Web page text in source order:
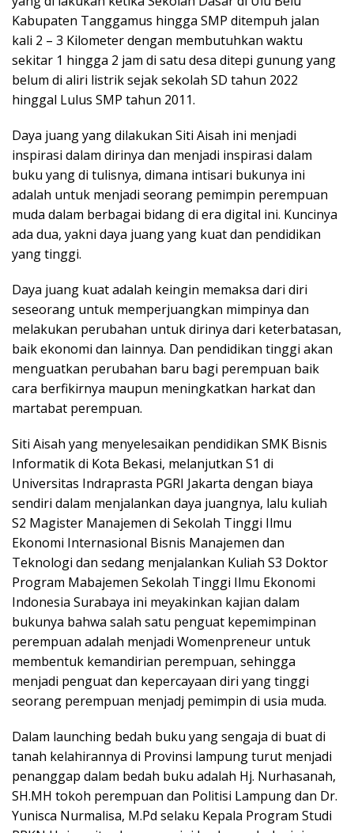
Kabupaten Tanggamus hingga SMP ditempuh jalan
kali 2 – 3 Kilometer dengan membutuhkan waktu
sekitar 1 hingga 2 jam di satu desa ditepi gunung yang
belum di aliri listrik sejak sekolah SD tahun 2022
hinggal Lulus SMP tahun 2011.
Daya juang yang dilakukan Siti Aisah ini menjadi
inspirasi dalam dirinya dan menjadi inspirasi dalam
buku yang di tulisnya, dimana intisari bukunya ini
adalah untuk menjadi seorang pemimpin perempuan
muda dalam berbagai bidang di era digital ini. Kuncinya
ada dua, yakni daya juang yang kuat dan pendidikan
yang tinggi.
Daya juang kuat adalah keingin memaksa dari diri
seseorang untuk memperjuangkan mimpinya dan
melakukan perubahan untuk dirinya dari keterbatasan,
baik ekonomi dan lainnya. Dan pendidikan tinggi akan
menguatkan perubahan baru bagi perempuan baik
cara berfikirnya maupun meningkatkan harkat dan
martabat perempuan.
Siti Aisah yang menyelesaikan pendidikan SMK Bisnis
Informatik di Kota Bekasi, melanjutkan S1 di
Universitas Indraprasta PGRI Jakarta dengan biaya
sendiri dalam menjalankan daya juangnya, lalu kuliah
S2 Magister Manajemen di Sekolah Tinggi Ilmu
Ekonomi Internasional Bisnis Manajemen dan
Teknologi dan sedang menjalankan Kuliah S3 Doktor
Program Mabajemen Sekolah Tinggi Ilmu Ekonomi
Indonesia Surabaya ini meyakinkan kajian dalam
bukunya bahwa salah satu penguat kepemimpinan
perempuan adalah menjadi Womenpreneur untuk
membentuk kemandirian perempuan, sehingga
menjadi penguat dan kepercayaan diri yang tinggi
seorang perempuan menjadj pemimpin di usia muda.
Dalam launching bedah buku yang sengaja di buat di
tanah kelahirannya di Provinsi lampung turut menjadi
penanggap dalam bedah buku adalah Hj. Nurhasanah,
SH.MH tokoh perempuan dan Politisi Lampung dan Dr.
Yunisca Nurmalisa, M.Pd selaku Kepala Program Studi